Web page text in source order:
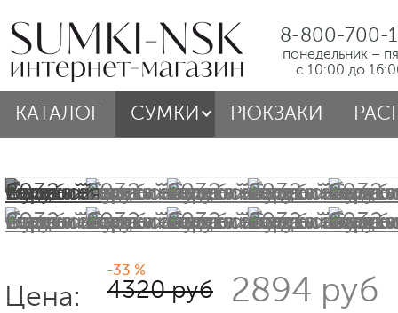
8-800-700-
понедельник –
с 10:00 до
КАТАЛОГ СУМКИ РЮКЗАКИ
Цена:
-33 %
4320 руб 2894 руб